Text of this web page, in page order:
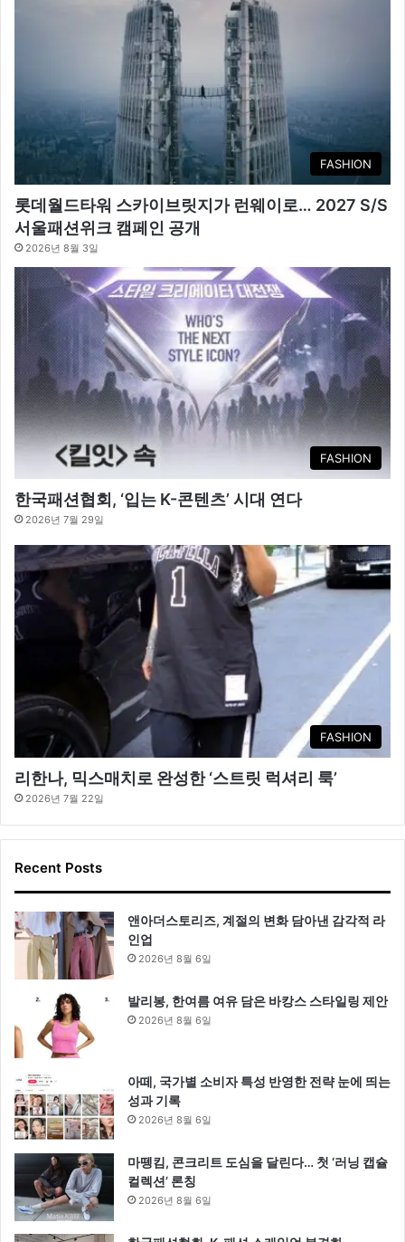
FASHION
롯데월드타워 스카이브릿지가 런웨이로… 2027 S/S
서울패션위크 캠페인 공개
2026년 8월 3일
FASHION
한국패션협회, ‘입는 K-콘텐츠’ 시대 연다
2026년 7월 29일
FASHION
리한나, 믹스매치로 완성한 ‘스트릿 럭셔리 룩’
2026년 7월 22일
Recent Posts
앤아더스토리즈, 계절의 변화 담아낸 감각적 라
인업
2026년 8월 6일
발리봉, 한여름 여유 담은 바캉스 스타일링 제안
2026년 8월 6일
아떼, 국가별 소비자 특성 반영한 전략 눈에 띄는
성과 기록
2026년 8월 6일
마뗑킴, 콘크리트 도심을 달린다… 첫 ‘러닝 캡슐
컬렉션’ 론칭
2026년 8월 6일